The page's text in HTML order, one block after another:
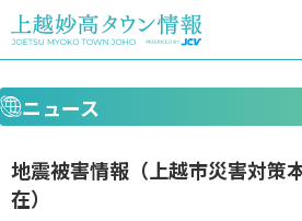
ニュース
地震被害情報（上越市災害対策
在）